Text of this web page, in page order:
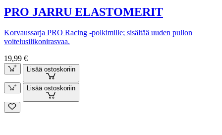
PRO JARRU ELASTOMERIT
Korvaussarja PRO Racing -polkimille; sisältää uuden pullon
voitelusilikonirasvaa.
19,99 €
Lisää ostoskoriin
Lisää ostoskoriin